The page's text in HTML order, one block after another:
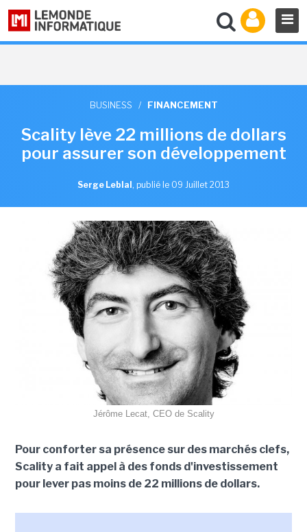
BUSINESS / FINANCEMENT
Scality lève 22 millions de dollars
pour assurer son développement
Serge Leblal , publié le 09 Juillet 2013
Jérôme Lecat, CEO de Scality
Pour conforter sa présence sur des marchés clefs,
Scality a fait appel à des fonds d'investissement
pour lever pas moins de 22 millions de dollars.